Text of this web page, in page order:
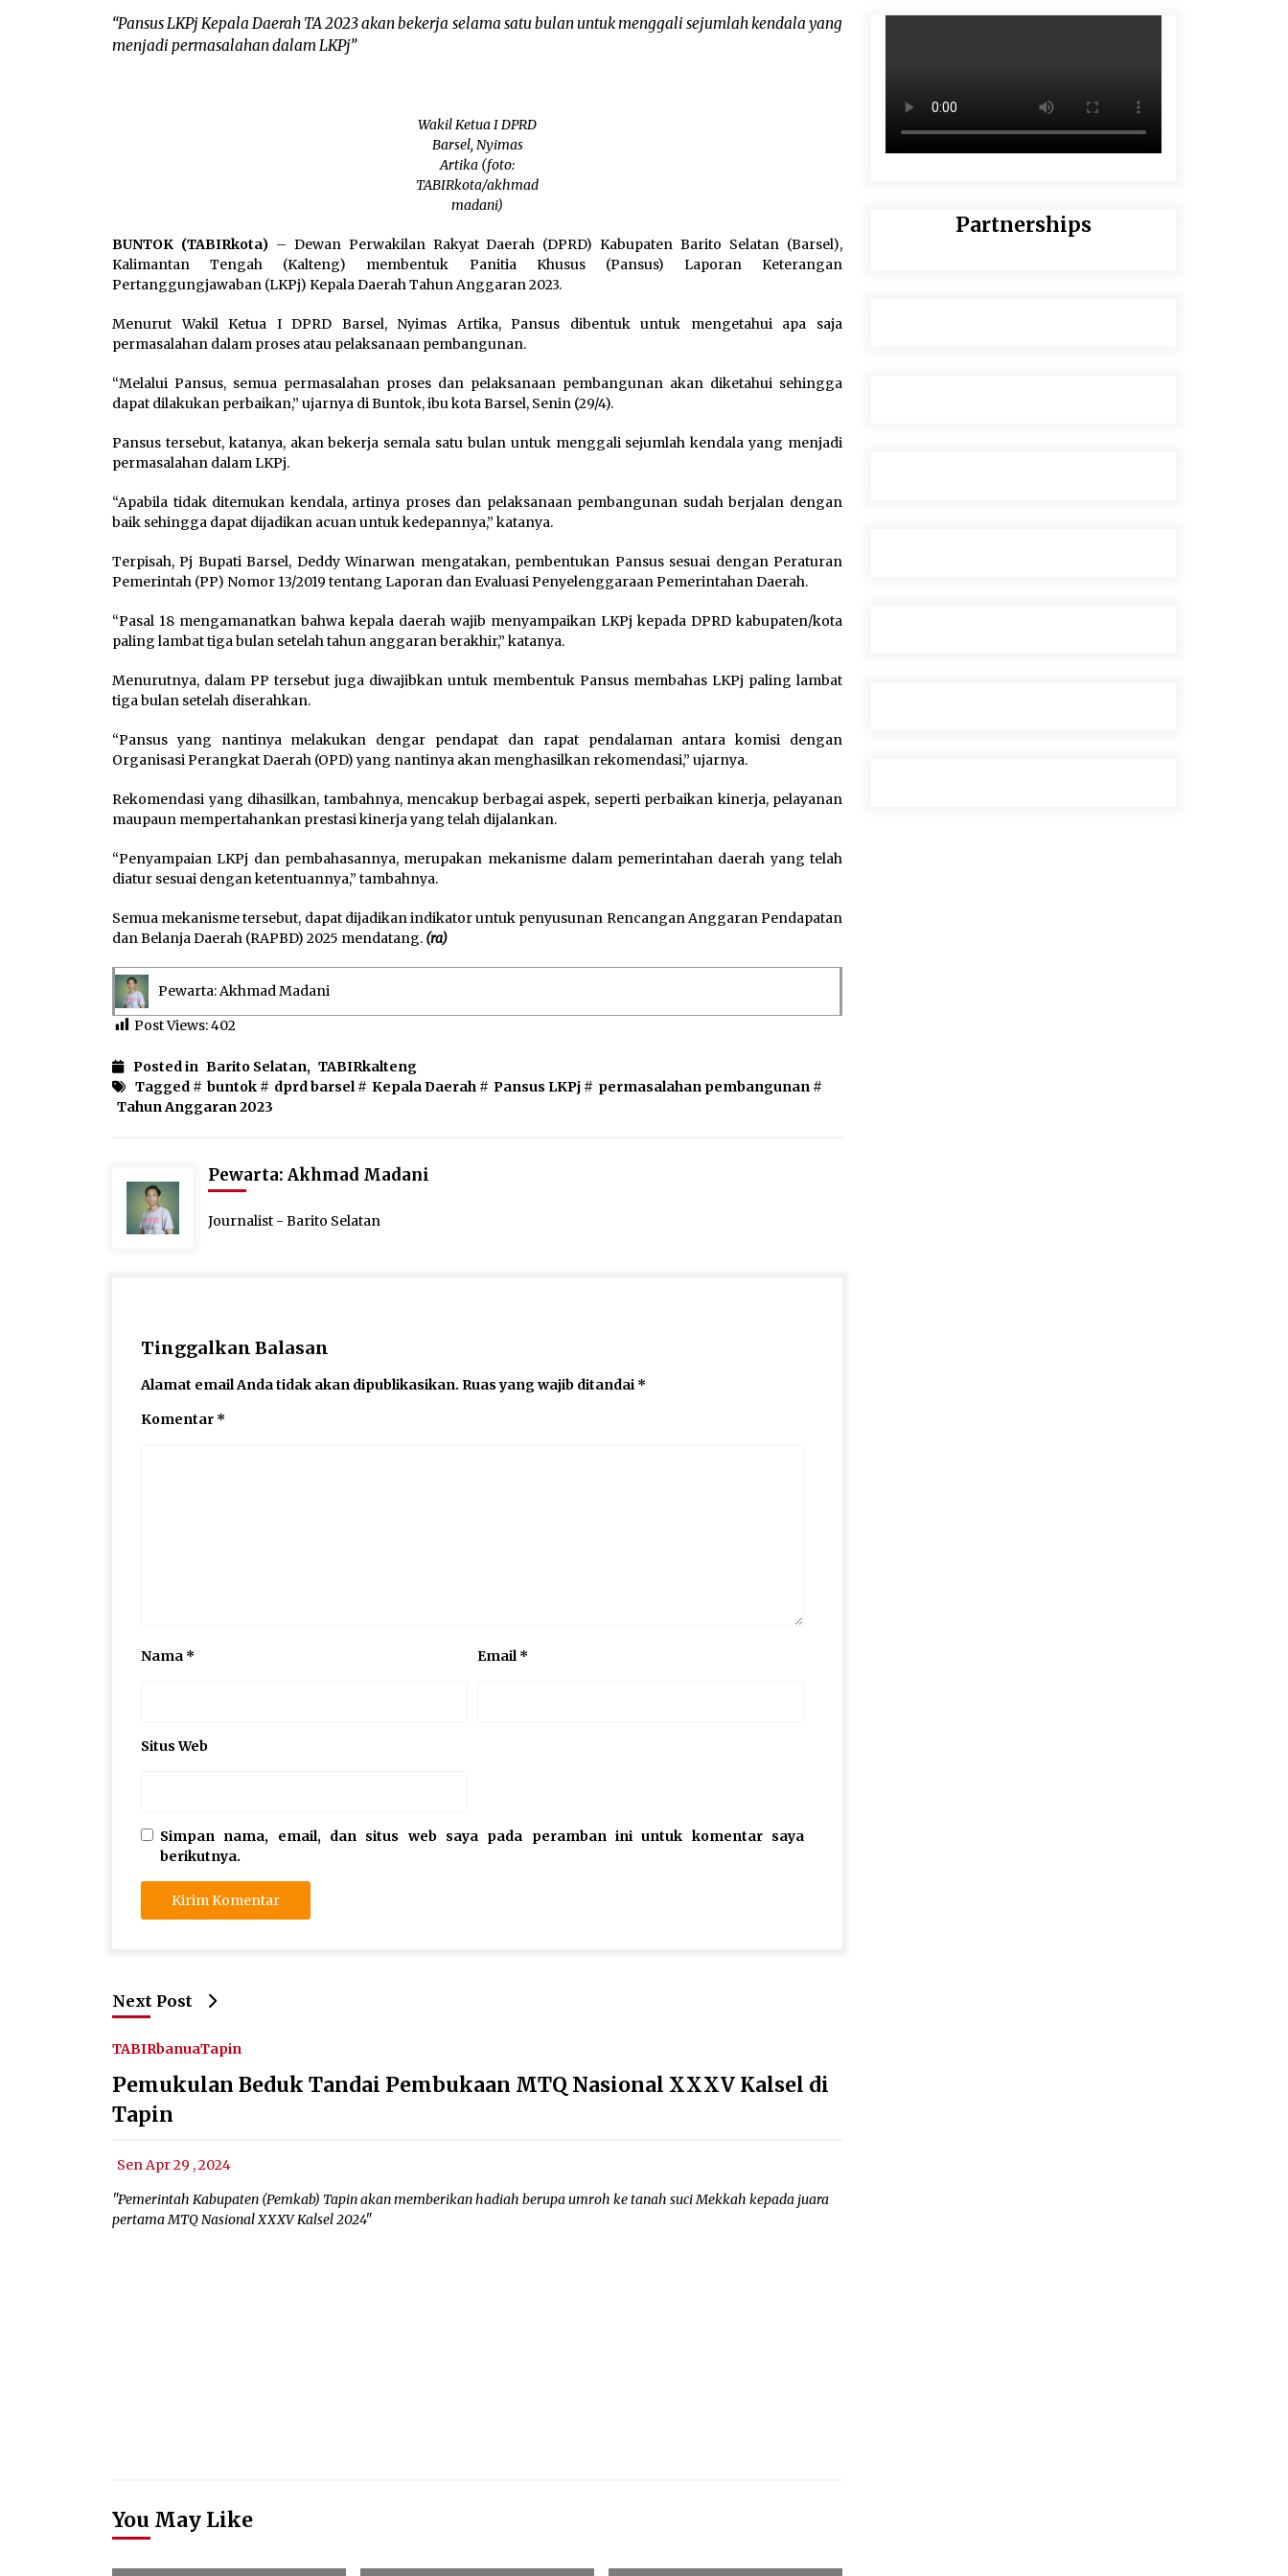
“Pansus LKPj Kepala Daerah TA 2023 akan bekerja selama satu bulan untuk menggali sejumlah kendala yang
menjadi permasalahan dalam LKPj”
Wakil Ketua I DPRD
Barsel, Nyimas
Artika (foto:
TABIRkota/akhmad
madani)
BUNTOK (TABIRkota)– Dewan Perwakilan Rakyat Daerah (DPRD) Kabupaten Barito Selatan (Barsel),
Kalimantan Tengah (Kalteng) membentuk Panitia Khusus (Pansus) Laporan Keterangan
Pertanggungjawaban (LKPj) Kepala Daerah Tahun Anggaran 2023.
Menurut Wakil Ketua I DPRD Barsel, Nyimas Artika, Pansus dibentuk untuk mengetahui apa saja
permasalahan dalam proses atau pelaksanaan pembangunan.
“Melalui Pansus, semua permasalahan proses dan pelaksanaan pembangunan akan diketahui sehingga
dapat dilakukan perbaikan,” ujarnya di Buntok, ibu kota Barsel, Senin (29/4).
Pansus tersebut, katanya, akan bekerja semala satu bulan untuk menggali sejumlah kendala yang menjadi
permasalahan dalam LKPj.
“Apabila tidak ditemukan kendala, artinya proses dan pelaksanaan pembangunan sudah berjalan dengan
baik sehingga dapat dijadikan acuan untuk kedepannya,” katanya.
Terpisah, Pj Bupati Barsel, Deddy Winarwan mengatakan, pembentukan Pansus sesuai dengan Peraturan
Pemerintah (PP) Nomor 13/2019 tentang Laporan dan Evaluasi Penyelenggaraan Pemerintahan Daerah.
“Pasal 18 mengamanatkan bahwa kepala daerah wajib menyampaikan LKPj kepada DPRD kabupaten/kota
paling lambat tiga bulan setelah tahun anggaran berakhir,” katanya.
Menurutnya, dalam PP tersebut juga diwajibkan untuk membentuk Pansus membahas LKPj paling lambat
tiga bulan setelah diserahkan.
“Pansus yang nantinya melakukan dengar pendapat dan rapat pendalaman antara komisi dengan
Organisasi Perangkat Daerah (OPD) yang nantinya akan menghasilkan rekomendasi,” ujarnya.
Rekomendasi yang dihasilkan, tambahnya, mencakup berbagai aspek, seperti perbaikan kinerja, pelayanan
maupaun mempertahankan prestasi kinerja yang telah dijalankan.
“Penyampaian LKPj dan pembahasannya, merupakan mekanisme dalam pemerintahan daerah yang telah
diatur sesuai dengan ketentuannya,” tambahnya.
Semua mekanisme tersebut, dapat dijadikan indikator untuk penyusunan Rencangan Anggaran Pendapatan
dan Belanja Daerah (RAPBD) 2025 mendatang. (ra)
Pewarta: Akhmad Madani
Post Views:402
Posted in Barito Selatan, TABIRkalteng
Tagged # buntok # dprd barsel# Kepala Daerah # Pansus LKPj # permasalahan pembangunan #
Tahun Anggaran 2023
Pewarta: Akhmad Madani
Journalist - Barito Selatan
Tinggalkan Balasan
Alamat email Anda tidak akan dipublikasikan. Ruas yang wajib ditandai *
Komentar *
Nama * Email*
Situs Web
Simpan nama, email, dan situs web saya pada peramban ini untuk komentar saya
berikutnya.
Next Post
TABIRbanuaTapin
Pemukulan Beduk Tandai Pembukaan MTQ Nasional XXXV Kalsel di
Tapin
Sen Apr 29 , 2024
"Pemerintah Kabupaten (Pemkab) Tapin akan memberikan hadiah berupa umroh ke tanah suci Mekkah kepada juara
pertama MTQ Nasional XXXV Kalsel 2024"
You May Like
Partnerships